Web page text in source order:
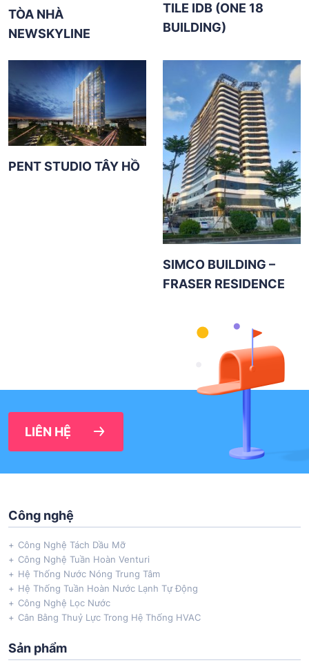
TÒA NHÀ
NEWSKYLINE
TILE IDB (ONE 18
BUILDING)
PENT STUDIO TÂY HỒ
SIMCO BUILDING –
FRASER RESIDENCE
LIÊN HỆ
Công nghệ
Công Nghệ Tách Dầu Mỡ
Công Nghệ Tuần Hoàn Venturi
Hệ Thống Nước Nóng Trung Tâm
Hệ Thống Tuần Hoàn Nước Lạnh Tự Động
Công Nghệ Lọc Nước
Cân Bằng Thuỷ Lực Trong Hệ Thống HVAC
Sản phẩm